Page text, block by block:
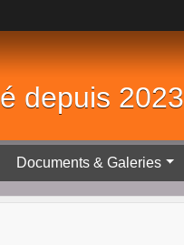
depuis 2023
Documents & Galeries